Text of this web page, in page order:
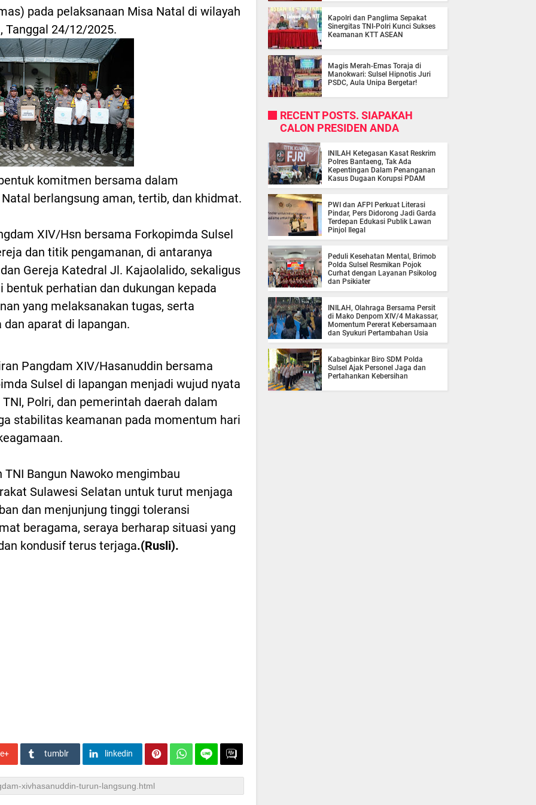
pada pelaksanaan Misa Natal di wilayah
Tanggal 24/12/2025.
komitmen bersama dalam
berlangsung aman, tertib, dan khidmat.
XIV/Hsn bersama Forkopimda Sulsel
dan titik pengamanan, di antaranya
Gereja Katedral Jl. Kajaolalido, sekaligus
perhatian dan dukungan kepada
yang melaksanakan tugas, serta
aparat di lapangan.
Pangdam XIV/Hasanuddin bersama
Sulsel di lapangan menjadi wujud nyata
Polri, dan pemerintah daerah dalam
stabilitas keamanan pada momentum hari
TNI Bangun Nawoko mengimbau
Sulawesi Selatan untuk turut menjaga
dan menjunjung tinggi toleransi
beragama, seraya berharap situasi yang
kondusif terus terjaga.(Rusli).
tumblr linkedin
Kapolri dan Panglima Sepakat
Sinergitas TNI-Polri Kunci Sukses
Keamanan KTT ASEAN
Magis Merah-Emas Toraja di
Manokwari: Sulsel Hipnotis Juri
PSDC, Aula Unipa Bergetar!
RECENT POSTS. SIAPAKAH
CALON PRESIDEN ANDA
INILAH Ketegasan Kasat Reskrim
Polres Bantaeng, Tak Ada
Kepentingan Dalam Penanganan
Kasus Dugaan Korupsi PDAM
PWI dan AFPI Perkuat Literasi
Pindar, Pers Didorong Jadi Garda
Terdepan Edukasi Publik Lawan
Pinjol Ilegal
Peduli Kesehatan Mental, Brimob
Polda Sulsel Resmikan Pojok
Curhat dengan Layanan Psikolog
dan Psikiater
INILAH, Olahraga Bersama Persit
di Mako Denpom XIV/4 Makassar,
Momentum Pererat Kebersamaan
dan Syukuri Pertambahan Usia
Kabagbinkar Biro SDM Polda
Sulsel Ajak Personel Jaga dan
Pertahankan Kebersihan